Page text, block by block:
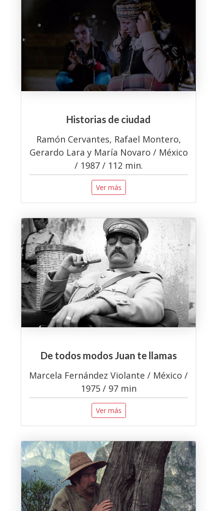
Historias de ciudad
Ramón Cervantes, Rafael Montero,
Gerardo Lara y María Novaro / México
/ 1987 / 112 min.
Ver más
De todos modos Juan te llamas
Marcela Fernández Violante / México /
1975 / 97 min
Ver más